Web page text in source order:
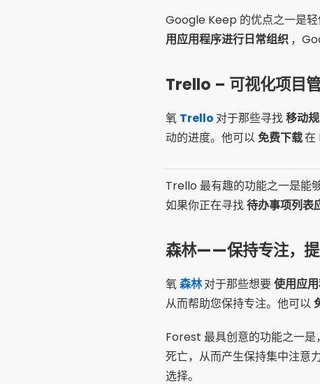
Google Keep 的优点之一是轻
用应用程序进行日常组织 ，
Trello – 可视化项目
氧 Trello 对于那些寻找移动
动的进度。他可以免费下载在
Trello 最有趣的功能之一是能
如果你正在寻找待办事项列表
森林——保持专注，
氧森林对于那些想要使用应
从而帮助您保持专注。他可以
Forest 最具创意的功能之一是
死亡，从而产生保持集中注意
选择。